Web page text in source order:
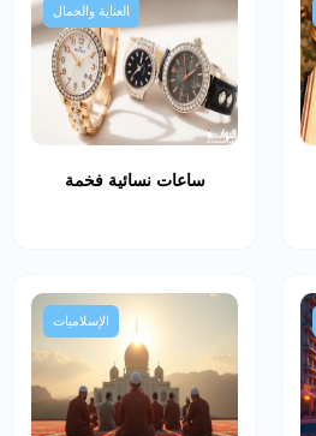
العناية والجمال
ساعات نسائية فخمة
الإسلاميات